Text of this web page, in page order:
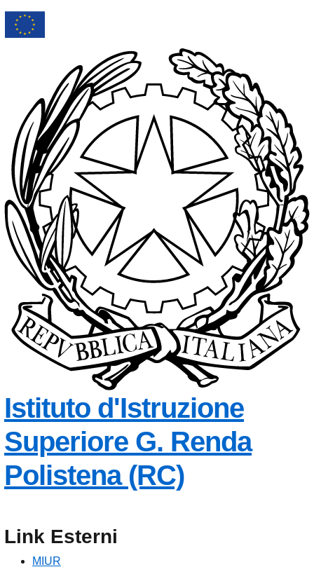
Istituto d'Istruzione
Superiore G. Renda
Polistena (RC)— Visita
Link Esterni
MIUR